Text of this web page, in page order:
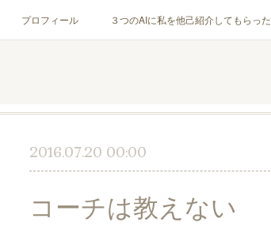
プロフィール ３つのAIに私を他己紹介してもらった
2016.07.20 00:00
コーチは教えない